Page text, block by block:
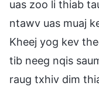
uas zoo li thiab
ntawv uas muaj
Kheej yog kev
tib neeg nqis
raug txhiv dim